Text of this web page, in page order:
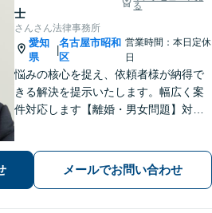
士
る
さんさん法律事務所
愛知
県
|
名古屋市昭和
区
営業時間：本日定休
日
悩みの核心を捉え、依頼者様が納得で
きる解決を提示いたします。幅広く案
件対応します【離婚・男女問題】対応
業展開できるよう、法律家の視点でサ
ポートします！【御器所駅／桜山駅徒
メールでお問い合わせ